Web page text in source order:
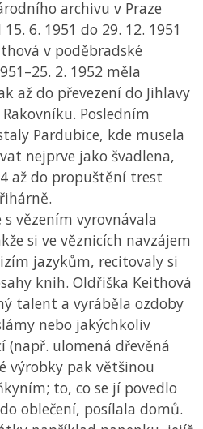
archivu v Praze
6. 1951 do 29. 12. 1951
v poděbradské
2. 1952 měla
až do převezení do Jihlavy
Posledním
Pardubice, kde musela
nejprve jako švadlena,
až do propuštění trest
vězením vyrovnávala
si ve věznicích navzájem
jazykům, recitovaly si
knih. Oldřiška Keithová
talent a vyráběla ozdoby
nebo jakýchkoliv
(např. ulomená dřevěná
výrobky pak většinou
to, co se jí povedlo
oblečení, posílala domů.